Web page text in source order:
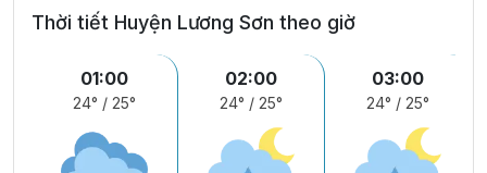
Thời tiết Huyện Lương Sơn theo giờ
01:00
24° / 25°
02:00
24° / 25°
03:00
24° / 25°